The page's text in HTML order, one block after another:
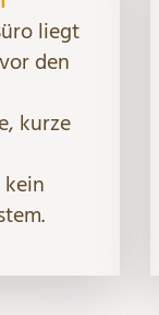
liegt
den
kurze